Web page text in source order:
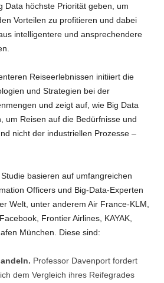
Data höchste Priorität geben, um
Vorteilen zu profitieren und dabei
intelligentere und ansprechendere
Reiseerlebnissen initiiert die
und Strategien bei der
und zeigt auf, wie Big Data
um Reisen auf die Bedürfnisse und
nicht der industriellen Prozesse –
basieren auf umfangreichen
Officers und Big-Data-Experten
Welt, unter anderem Air France-KLM,
Frontier Airlines, KAYAK,
München. Diese sind:
Professor Davenport fordert
dem Vergleich ihres Reifegrades